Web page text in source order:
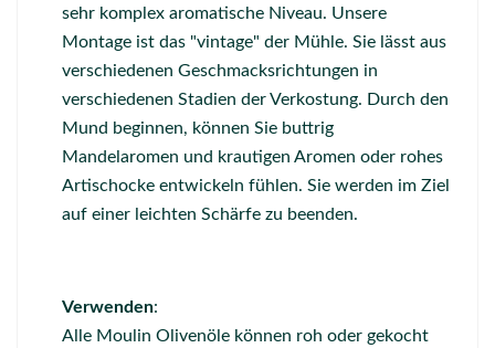
sehr komplex aromatische Niveau. Unsere
Montage ist das "vintage" der Mühle. Sie lässt aus
verschiedenen Geschmacksrichtungen in
verschiedenen Stadien der Verkostung. Durch den
Mund beginnen, können Sie buttrig
Mandelaromen und krautigen Aromen oder rohes
Artischocke entwickeln fühlen. Sie werden im Ziel
auf einer leichten Schärfe zu beenden.
Verwenden:
Alle Moulin Olivenöle können roh oder gekocht